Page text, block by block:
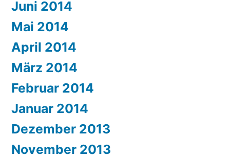
Juni 2014
Mai 2014
April 2014
März 2014
Februar 2014
Januar 2014
Dezember 2013
November 2013